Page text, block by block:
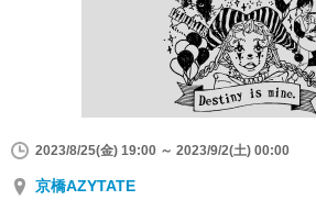
2023/8/25(金) 19:00 ～ 2023/9/2(土) 00:00
京橋AZYTATE